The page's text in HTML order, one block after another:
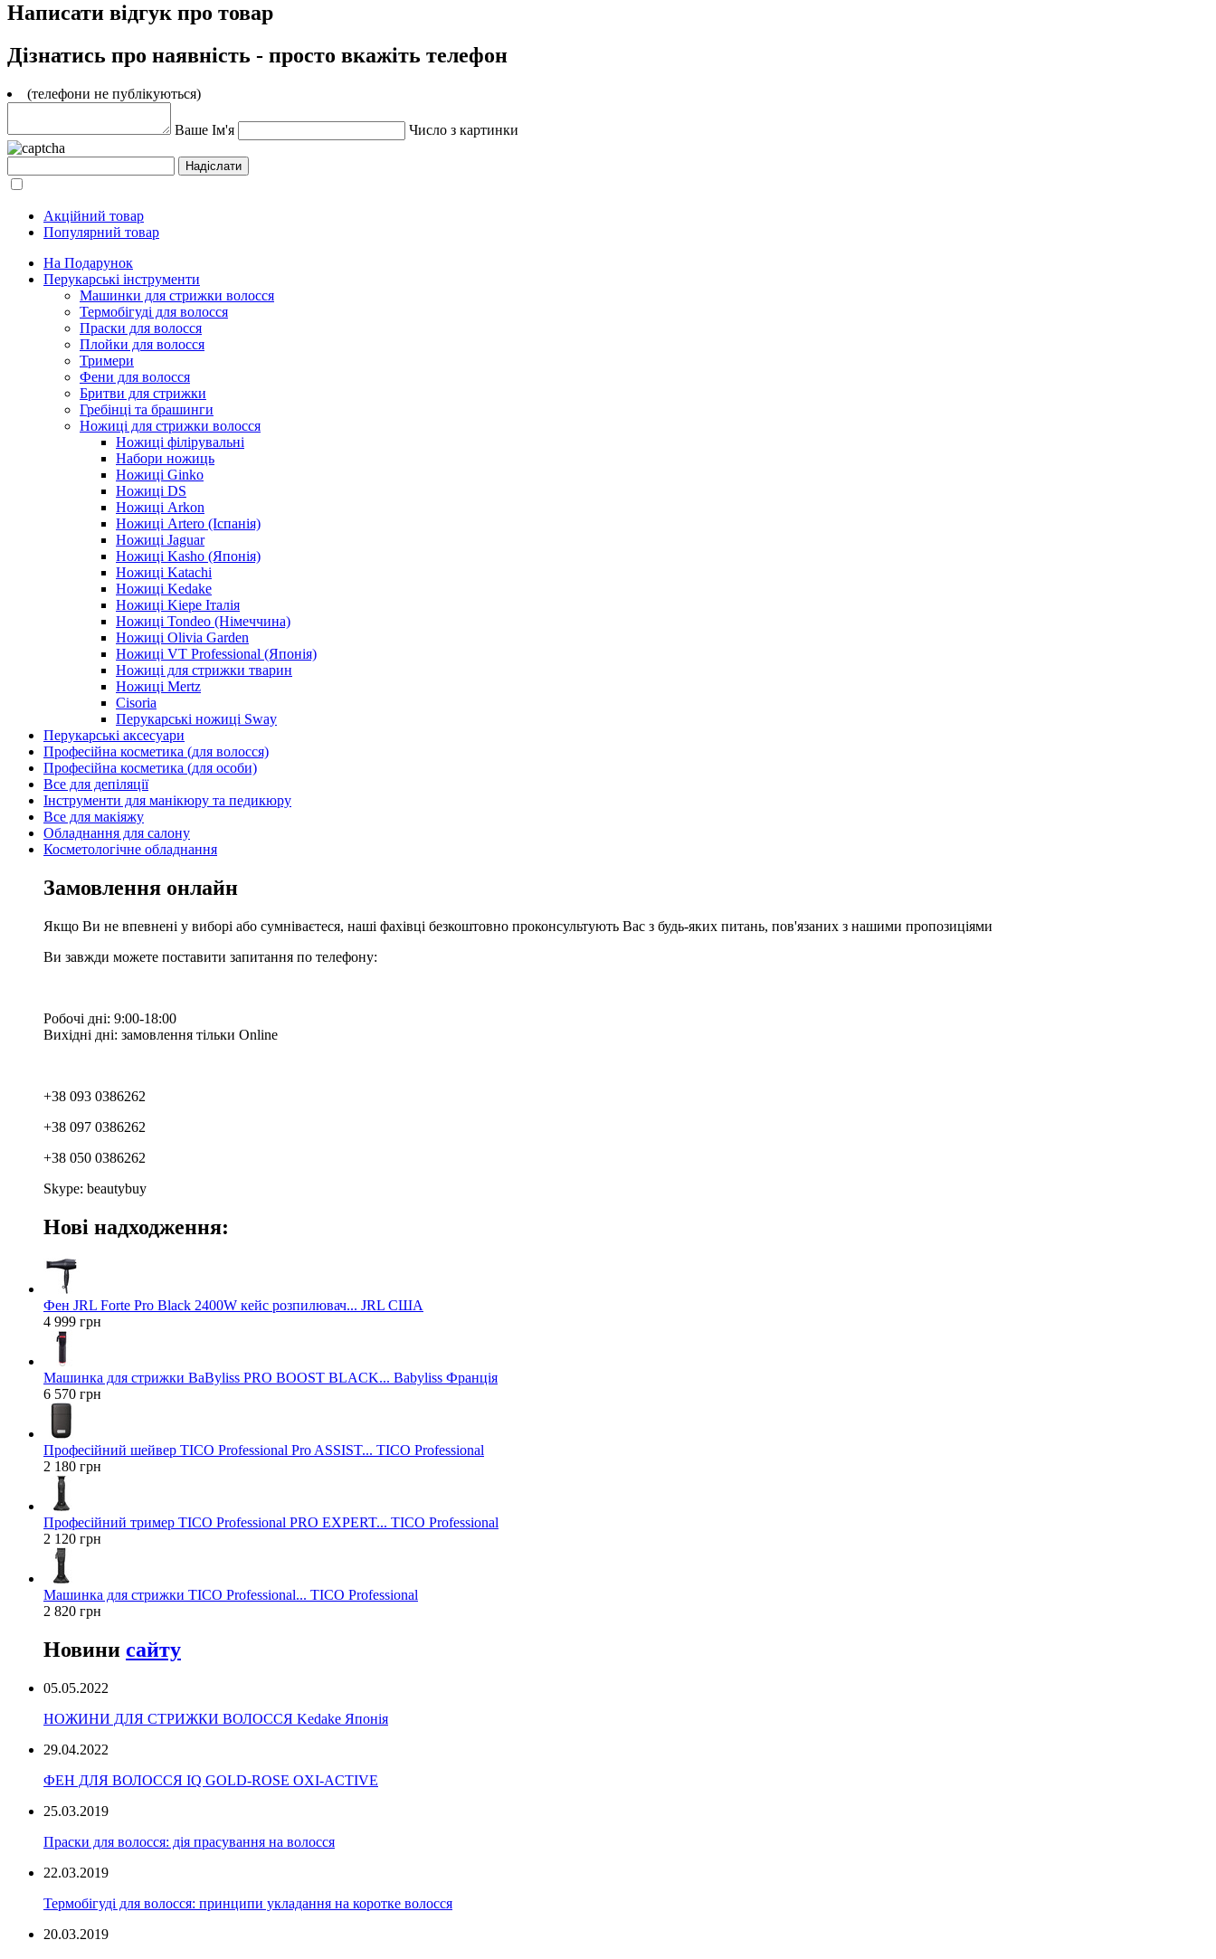
Написати відгук про товар
Дізнатись про наявність - просто вкажіть телефон
(телефони не публікуються)
Ваше Ім'я Число з картинки
Акційний товар
Популярний товар
На Подарунок
Перукарські інструменти
Машинки для стрижки волосся
Термобігуді для волосся
Праски для волосся
Плойки для волосся
Тримери
Фени для волосся
Бритви для стрижки
Гребінці та брашинги
Ножиці для стрижки волосся
Ножиці філірувальні
Набори ножиць
Ножиці Ginko
Ножиці DS
Ножиці Arkon
Ножиці Artero (Іспанія)
Ножиці Jaguar
Ножиці Kasho (Японія)
Ножиці Katachi
Ножиці Kedake
Ножиці Kiepe Італія
Ножиці Tondeo (Німеччина)
Ножиці Olivia Garden
Ножиці VT Professional (Японія)
Ножиці для стрижки тварин
Ножиці Mertz
Cisoria
Перукарські ножиці Sway
Перукарські аксесуари
Професійна косметика (для волосся)
Професійна косметика (для особи)
Все для депіляції
Інструменти для манікюру та педикюру
Все для макіяжу
Обладнання для салону
Косметологічне обладнання
Замовлення онлайн
Якщо Ви не впевнені у виборі або сумніваєтеся, наші фахівці безкоштовно проконсультують Вас з будь-яких питань, пов'язаних з нашими пропозиціями
Ви завжди можете поставити запитання по телефону:
Робочі дні: 9:00-18:00
Вихідні дні: замовлення тільки Online
+38 093 0386262
+38 097 0386262
+38 050 0386262
Skype: beautybuy
Нові надходження:
Фен JRL Forte Pro Black 2400W кейс розпилювач... JRL США
4 999 грн
Машинка для стрижки BaByliss PRO BOOST BLACK... Babyliss Франція
6 570 грн
Професійний шейвер TICO Professional Pro ASSIST... TICO Professional
2 180 грн
Професійний тример TICO Professional PRO EXPERT... TICO Professional
2 120 грн
Машинка для стрижки TICO Professional... TICO Professional
2 820 грн
Новини сайту
05.05.2022
НОЖИНИ ДЛЯ СТРИЖКИ ВОЛОССЯ Kedake Японія
29.04.2022
ФЕН ДЛЯ ВОЛОССЯ IQ GOLD-ROSE OXI-ACTIVE
25.03.2019
Праски для волосся: дія прасування на волосся
22.03.2019
Термобігуді для волосся: принципи укладання на коротке волосся
20.03.2019